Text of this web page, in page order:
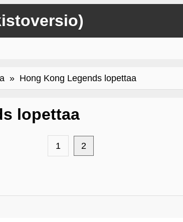
» Hong Kong Legends lopettaa
lopettaa
1 2